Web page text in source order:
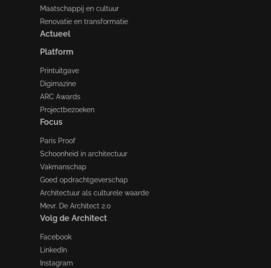
Maatschappij en cultuur
Renovatie en transformatie
Actueel
Platform
Printuitgave
Digimazine
ARC Awards
Projectbezoeken
Focus
Paris Proof
Schoonheid in architectuur
Vakmanschap
Goed opdrachtgeverschap
Architectuur als culturele waarde
Mevr. De Architect 2.0
Volg de Architect
Facebook
LinkedIn
Instagram